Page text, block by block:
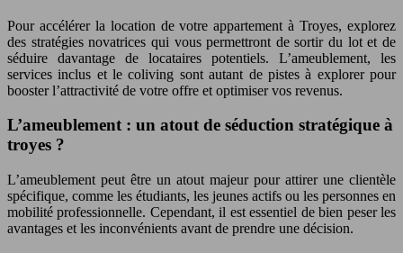
Pour accélérer la location de votre appartement à Troyes, explorez
des stratégies novatrices qui vous permettront de sortir du lot et de
séduire davantage de locataires potentiels. L’ameublement, les
services inclus et le coliving sont autant de pistes à explorer pour
booster l’attractivité de votre offre et optimiser vos revenus.
L’ameublement : un atout de séduction stratégique à
troyes ?
L’ameublement peut être un atout majeur pour attirer une clientèle
spécifique, comme les étudiants, les jeunes actifs ou les personnes en
mobilité professionnelle. Cependant, il est essentiel de bien peser les
avantages et les inconvénients avant de prendre une décision.